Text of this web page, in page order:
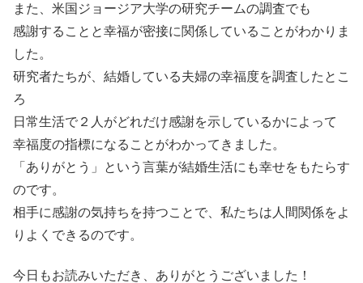
また、米国ジョージア大学の研究チームの調査でも
感謝することと幸福が密接に関係していることがわかりま
した。
研究者たちが、結婚している夫婦の幸福度を調査したとこ
ろ
日常生活で２人がどれだけ感謝を示しているかによって
幸福度の指標になることがわかってきました。
「ありがとう」という言葉が結婚生活にも幸せをもたらす
のです。
相手に感謝の気持ちを持つことで、私たちは人間関係をよ
りよくできるのです。
今日もお読みいただき、ありがとうございました！